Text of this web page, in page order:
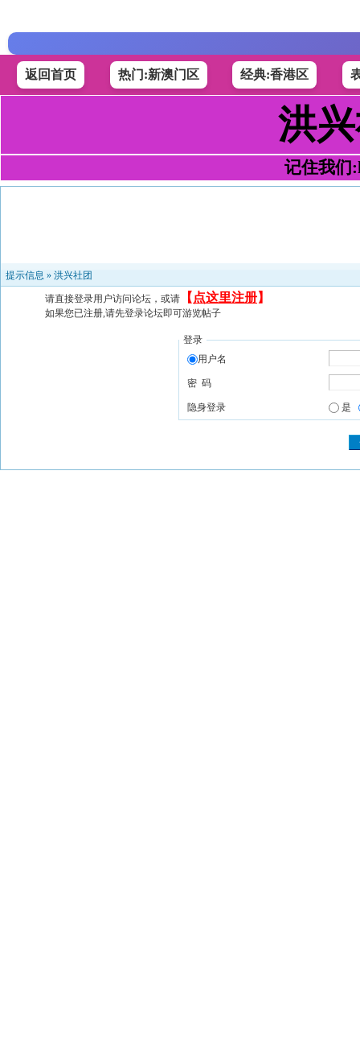
返回首页 热门:新澳门区 经典:香港区
洪
记住我们
提示信息 » 洪兴社团
请直接登录用户访问论坛，或请 【 点这里注册】
如果您已注册,请先登录论坛即可游览帖子
登录
用户名
密 码
隐身登录 是